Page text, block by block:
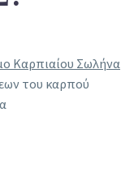
Καρπιαίου Σωλήνα
του καρπού